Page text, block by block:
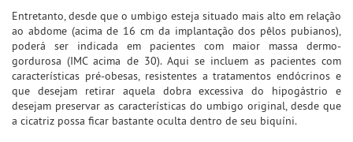
Entretanto, desde que o umbigo esteja situado mais alto em relação
ao abdome (acima de 16 cm da implantação dos pêlos pubianos),
poderá ser indicada em pacientes com maior massa dermo-
gordurosa (IMC acima de 30). Aqui se incluem as pacientes com
características pré-obesas, resistentes a tratamentos endócrinos e
que desejam retirar aquela dobra excessiva do hipogástrio e
desejam preservar as características do umbigo original, desde que
a cicatriz possa ficar bastante oculta dentro de seu biquíni.